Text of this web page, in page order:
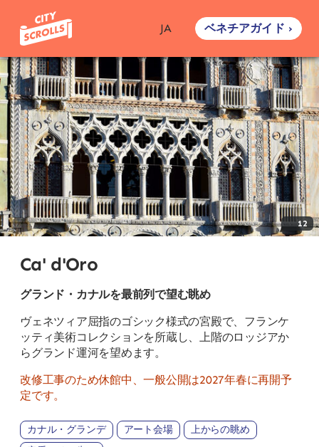
JA ベネチアガイド ›
12
Ca' d'Oro
グランド・カナルを最前列で望む眺め
ヴェネツィア屈指のゴシック様式の宮殿で、フランケ
ッティ美術コレクションを所蔵し、上階のロッジアか
らグランド運河を望めます。
改修工事のため休館中、一般公開は2027年春に再開予
定です。
カナル・グランデ アート会場
上からの眺め